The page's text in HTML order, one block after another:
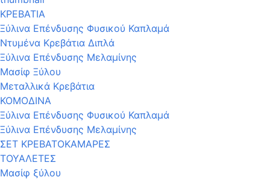
ΚΡΕΒΑΤΙΑ
Ξύλινα Επένδυσης Φυσικού Καπλαμά
Ντυμένα Κρεβάτια Διπλά
Ξύλινα Επένδυσης Μελαμίνης
Μασίφ Ξύλου
Μεταλλικά Κρεβάτια
ΚΟΜΟΔΙΝΑ
Ξύλινα Επένδυσης Φυσικού Καπλαμά
Ξύλινα Επένδυσης Μελαμίνης
ΣΕΤ ΚΡΕΒΑΤΟΚΑΜΑΡΕΣ
ΤΟΥΑΛΕΤΕΣ
Μασίφ ξύλου